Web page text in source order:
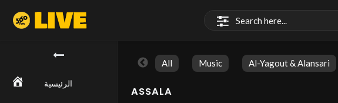
الرئيسية
All Music Al-Yagout & Alansari
ASSALA